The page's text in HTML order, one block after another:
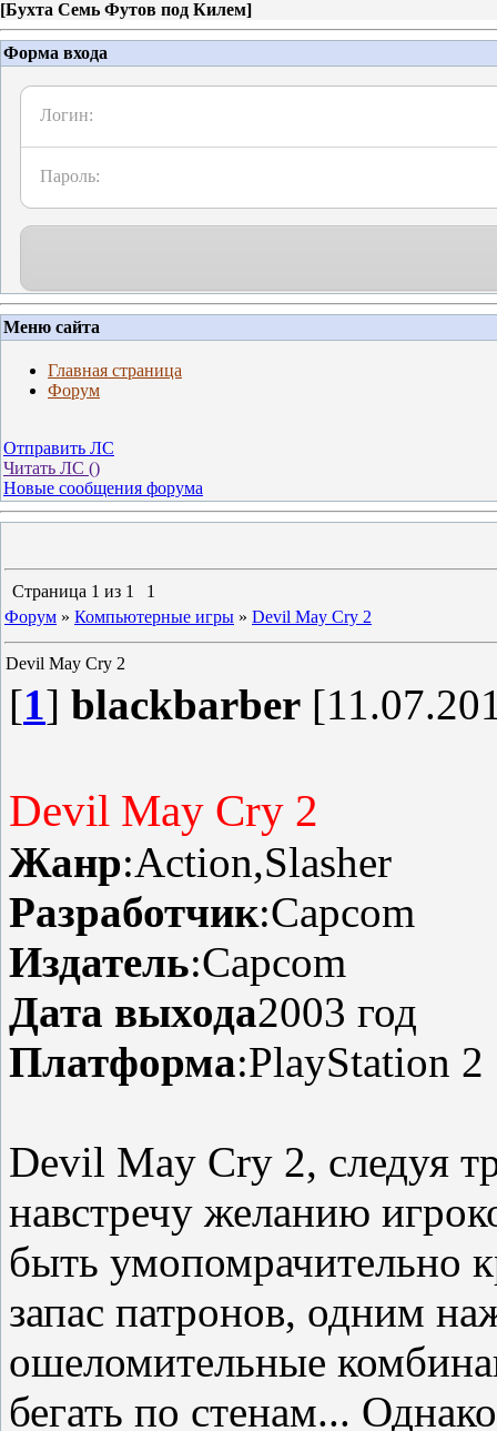
[Бухта Семь Футов под Килем]
Форма входа
Логин:
Пароль:
Меню сайта
Главная страница
Форум
Отправить ЛС
Читать ЛС ()
Новые сообщения форума
Страница 1 из 1
1
Форум » Компьютерные игры » Devil May Cry 2
Devil May Cry 2
[1] blackbarber
Devil May Cry 2
Жанр:Action,Slasher
Разработчик:Capcom
Издатель:Capcom
Дата выхода2003 год
Платформа:PlayStation 2
Devil May Cry 2, следуя
навстречу желанию
быть умопомрачительно
запас патронов, одним
ошеломительные
бегать по стенам...